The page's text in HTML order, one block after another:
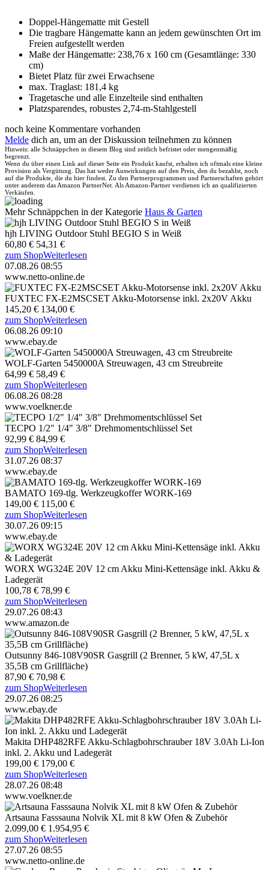
Doppel-Hängematte mit Gestell
Die tragbare Hängematte kann an jedem gewünschten Ort im
Freien aufgestellt werden
Maße der Hängematte: 238,76 x 160 cm (Gesamtlänge: 330
cm)
Bietet Platz für zwei Erwachsene
max. Traglast: 181,4 kg
Tragetasche und alle Einzelteile sind enthalten
Platzsparendes, robustes 2,74-m-Stahlgestell
noch keine Kommentare vorhanden
Melde dich an, um an der Diskussion teilnehmen zu können
Hinweis: alle Schnäppchen in diesem Blog sind zeitlich befristet oder mengenmäßig
begrenzt.
Wenn du über einen Link auf dieser Seite ein Produkt kaufst, erhalten ich oftmals eine kleine
Provision als Vergütung. Das hat weder Auswirkungen auf den Preis, den du bezahlst, noch
auf die Produkte, die du hier findest. Zu den Partnerprogrammen und Partnerschaften gehört
unter anderem das Amazon PartnerNet. Als Amazon-Partner verdienen ich an qualifizierten
Verkäufen.
Mehr Schnäppchen in der Kategorie Haus & Garten
hjh LIVING Outdoor Stuhl BEGIO S in Weiß
60,80 € 54,31 €
zum ShopWeiterlesen
07.08.26 08:55
www.netto-online.de
FUXTEC FX-E2MSCSET Akku-Motorsense inkl. 2x20V Akku
145,20 € 134,00 €
zum ShopWeiterlesen
06.08.26 09:10
www.ebay.de
WOLF-Garten 5450000A Streuwagen, 43 cm Streubreite
64,99 € 58,49 €
zum ShopWeiterlesen
06.08.26 08:28
www.voelkner.de
TECPO 1/2" 1/4" 3/8" Drehmomentschlüssel Set
92,99 € 84,99 €
zum ShopWeiterlesen
31.07.26 08:37
www.ebay.de
BAMATO 169-tlg. Werkzeugkoffer WORK-169
149,00 € 115,00 €
zum ShopWeiterlesen
30.07.26 09:15
www.ebay.de
WORX WG324E 20V 12 cm Akku Mini-Kettensäge inkl. Akku &
Ladegerät
100,78 € 78,99 €
zum ShopWeiterlesen
29.07.26 08:43
www.amazon.de
Outsunny 846-108V90SR Gasgrill (2 Brenner, 5 kW, 47,5L x
35,5B cm Grillfläche)
87,90 € 70,98 €
zum ShopWeiterlesen
29.07.26 08:25
www.ebay.de
Makita DHP482RFE Akku-Schlagbohrschrauber 18V 3.0Ah Li-Ion
inkl. 2. Akku und Ladegerät
199,00 € 179,00 €
zum ShopWeiterlesen
28.07.26 08:48
www.voelkner.de
Artsauna Fasssauna Nolvik XL mit 8 kW Ofen & Zubehör
2.099,00 € 1.954,95 €
zum ShopWeiterlesen
27.07.26 08:55
www.netto-online.de